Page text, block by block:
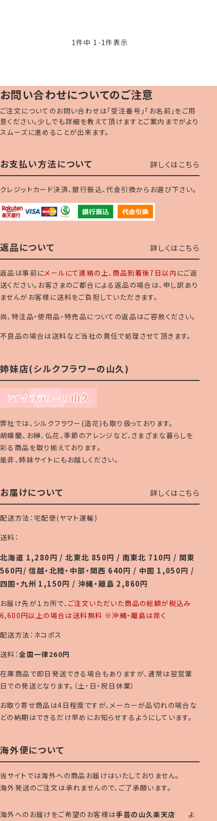
1件中 1 -1件表示
お問い合わせについてのご注意
ご注文についてのお問い合わせは「受注番号」「お名前」をご用
意ください。少しでも詳細を教えて頂けますとご案内までがより
スムーズに進めることが出来ます。
お支払い方法について 詳しくはこちら
クレジットカード決済、銀行振込、代金引換からお選び下さい。
返品について 詳しくはこちら
返品は事前にメールにて連絡の上、 商品到着後7日以内 にご返
送ください。お客さまのご都合による返品の場合は、申し訳あり
ませんがお客様に送料をご負担していただきます。
尚、特注品・使用品・特売品についての返品はご容赦ください。
不良品の場合は送料など当社の責任で処理させて頂きます。
姉妹店(シルクフラワーの山久)
弊社では、シルクフラワー(造花)も取り扱っております。
胡蝶蘭、お榊、仏花、季節のアレンジなど、さまざまな暮らしを
彩る商品を取り揃えております。
是非、姉妹サイトにもお越しください。
お届けについて 詳しくはこちら
配送方法：宅配便(ヤマト運輸)
送料：
北海道 1,280円 / 北東北 850円 / 南東北 710円 / 関東
560円/ 信越・北陸・中部・関西 640円 / 中国 1,050円 /
四国・九州 1,150円 / 沖縄・離島 2,860円
お届け先が１カ所で、ご注文いただいた商品の総額が税込み
6,600円以上の場合は送料無料 ※沖縄・離島は除く
配送方法：ネコポス
送料：全国一律260円
在庫商品で即日発送できる場合もありますが、通常は翌営業
日での発送となります。（土・日・祝日休業）
お取り寄せ商品は4日程度ですが、メーカーが品切れの場合な
どの納期はできるだけ早めにお知らせするようにしています。
海外便について
当サイトでは海外への商品お届けはいたしておりません。
海外発送のご注文は承れませんので、ご了承願います。
海外へのお届けをご希望のお客様は手芸の山久楽天店 よ